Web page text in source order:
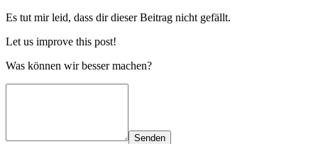
Es tut mir leid, dass dir dieser Beitrag nicht gefällt.
Let us improve this post!
Was können wir besser machen?
Senden